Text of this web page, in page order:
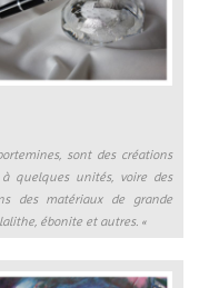
sont des créations
quelques unités, voire des
des matériaux de grande
ébonite et autres. «